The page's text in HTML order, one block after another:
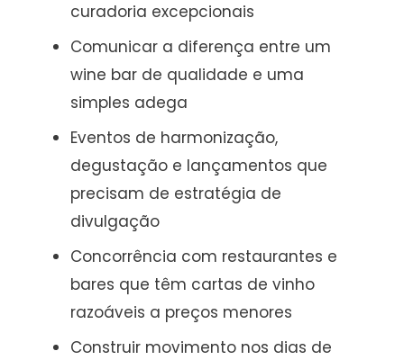
curadoria excepcionais
Comunicar a diferença entre um
wine bar de qualidade e uma
simples adega
Eventos de harmonização,
degustação e lançamentos que
precisam de estratégia de
divulgação
Concorrência com restaurantes e
bares que têm cartas de vinho
razoáveis a preços menores
Construir movimento nos dias de